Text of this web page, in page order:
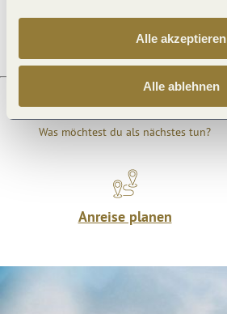
Alle akzeptieren
Alle ablehnen
Was möchtest du als nächstes tun?
Anreise planen